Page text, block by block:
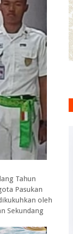
Tahun
Pasukan
oleh
Sekundang